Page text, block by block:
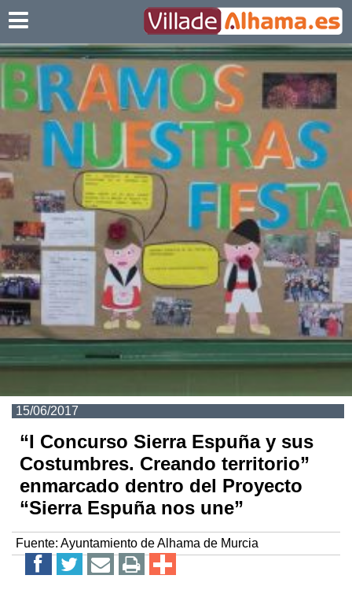
15/06/2017
“I Concurso Sierra Espuña y sus
Costumbres. Creando territorio”
enmarcado dentro del Proyecto
“Sierra Espuña nos une”
Fuente: Ayuntamiento de Alhama de Murcia